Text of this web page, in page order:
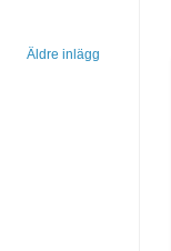
Äldre inlägg